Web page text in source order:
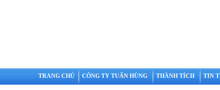
TRANG CHỦ CÔNG TY TUẤN HÙNG THÀNH TÍCH TIN